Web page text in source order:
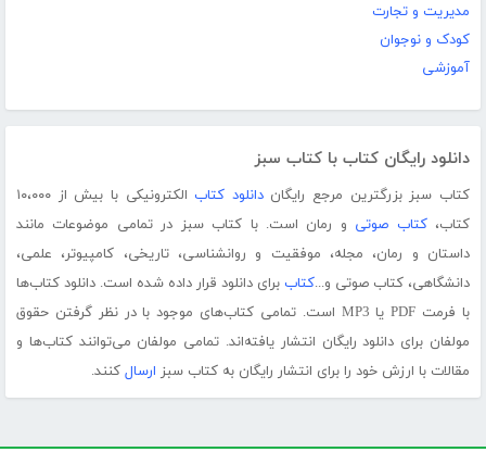
مدیریت و تجارت
کودک و نوجوان
آموزشی
دانلود رایگان کتاب با کتاب سبز
کتاب سبز بزرگترین مرجع رایگاندانلود کتاب
الکترونیکی با بیش از ۱۰،۰۰۰
کتاب،کتاب صوتی و رمان است. با کتاب سبز در تمامی موضوعات مانند
داستان و رمان، مجله، موفقیت و روانشناسی، تاریخی، کامپیوتر، علمی،
دانشگاهی، کتاب صوتی و...کتاب برای دانلود قرار داده شده است. دانلود کتاب‌ها
با فرمت PDF یا MP3 است. تمامی کتاب‌های موجود با در نظر گرفتن حقوق
مولفان برای دانلود رایگان انتشار یافته‌اند. تمامی مولفان می‌توانند کتاب‌ها و
مقالات با ارزش خود را برای انتشار رایگان به کتاب سبز ارسال کنند.